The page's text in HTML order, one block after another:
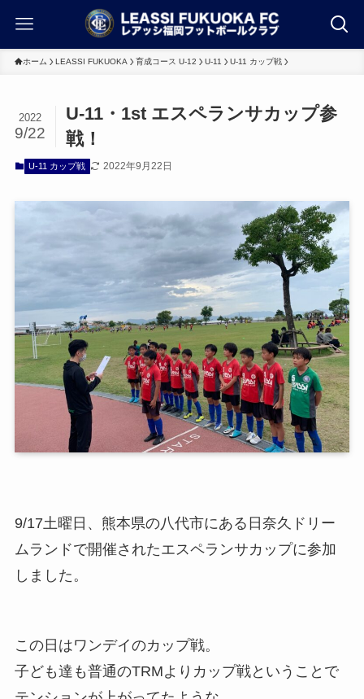
ホーム LEASSI FUKUOKA 育成コース U-12 U-11 U-11 カップ戦
U-11・1st エスペランサカップ参
戦！
2022
9/22
U-11 カップ戦 2022年9月22日
9/17土曜日、熊本県の八代市にある日奈久ドリー
ムランドで開催されたエスペランサカップに参加
しました。
この日はワンデイのカップ戦。
子ども達も普通のTRMよりカップ戦ということで